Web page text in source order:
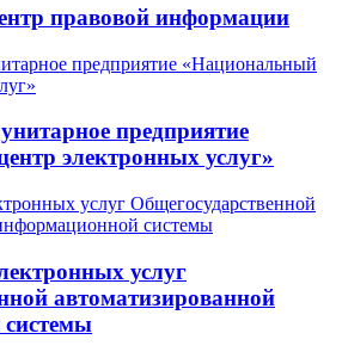
правовой информации
предприятие
электронных услуг»
услуг
автоматизированной